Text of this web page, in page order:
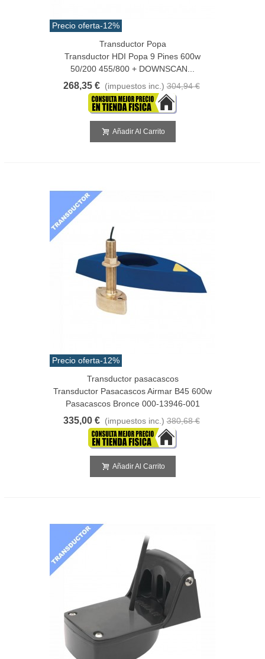
Precio oferta-12%
Transductor Popa
Transductor HDI Popa 9 Pines 600w
50/200 455/800 + DOWNSCAN...
268,35 € (impuestos inc.) 304,94 €
Añadir Al Carrito
Precio oferta-12%
Transductor pasacascos
Transductor Pasacascos Airmar B45 600w
Pasacascos Bronce 000-13946-001
335,00 € (impuestos inc.) 380,68 €
Añadir Al Carrito